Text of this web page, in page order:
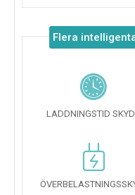
Flera
LADDNINGSTID